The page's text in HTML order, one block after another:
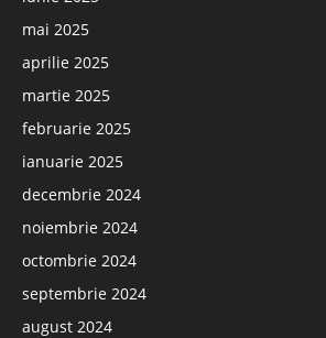
mai 2025
aprilie 2025
martie 2025
februarie 2025
ianuarie 2025
decembrie 2024
noiembrie 2024
octombrie 2024
septembrie 2024
august 2024